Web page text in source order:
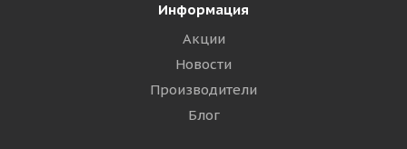
Информация
Акции
Новости
Производители
Блог